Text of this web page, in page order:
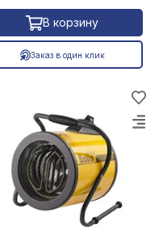
В корзину
Заказ в один клик